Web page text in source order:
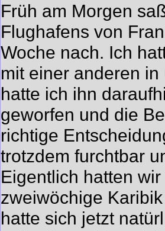
Früh am Morgen
Flughafens von
Woche nach. Ich
mit einer anderen
hatte ich ihn
geworfen und die
richtige
trotzdem furchtbar
Eigentlich hatten
zweiwöchige
hatte sich jetzt